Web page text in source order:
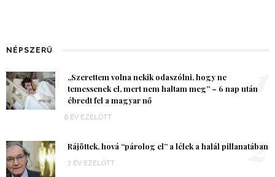
NÉPSZERŰ
„Szerettem volna nekik odaszólni, hogy ne
temessenek el, mert nem haltam meg” – 6 nap után
ébredt fel a magyar nő
6 ÉV EZELŐTT
1
Rájöttek, hová “párolog el” a lélek a halál pillanatában
7 ÉV EZELŐTT 2